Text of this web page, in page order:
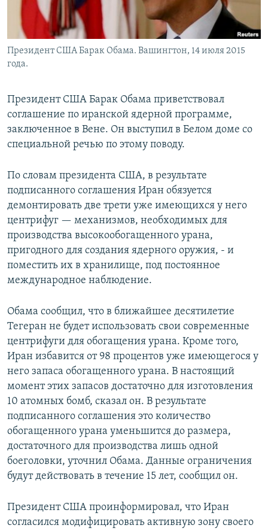
Հայերեն
English
Русский
Все сайты Радио Азатутюн
Президент США Барак Обама. Вашингтон, 14 июля 2015
года.
Президент США Барак Обама приветствовал
соглашение по иранской ядерной программе,
заключенное в Вене. Он выступил в Белом доме со
специальной речью по этому поводу.
По словам президента США, в результате
подписанного соглашения Иран обязуется
демонтировать две трети уже имеющихся у него
центрифуг — механизмов, необходимых для
производства высокообогащенного урана,
пригодного для создания ядерного оружия, - и
поместить их в хранилище, под постоянное
международное наблюдение.
Обама сообщил, что в ближайшее десятилетие
Тегеран не будет использовать свои современные
центрифуги для обогащения урана. Кроме того,
Иран избавится от 98 процентов уже имеющегося у
него запаса обогащенного урана. В настоящий
момент этих запасов достаточно для изготовления
10 атомных бомб, сказал он. В результате
подписанного соглашения это количество
обогащенного урана уменьшится до размера,
достаточного для производства лишь одной
боеголовки, уточнил Обама. Данные ограничения
будут действовать в течение 15 лет, сообщил он.
Президент США проинформировал, что Иран
согласился модифицировать активную зону своего